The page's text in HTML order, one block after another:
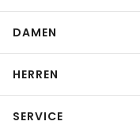
DAMEN
HERREN
SERVICE